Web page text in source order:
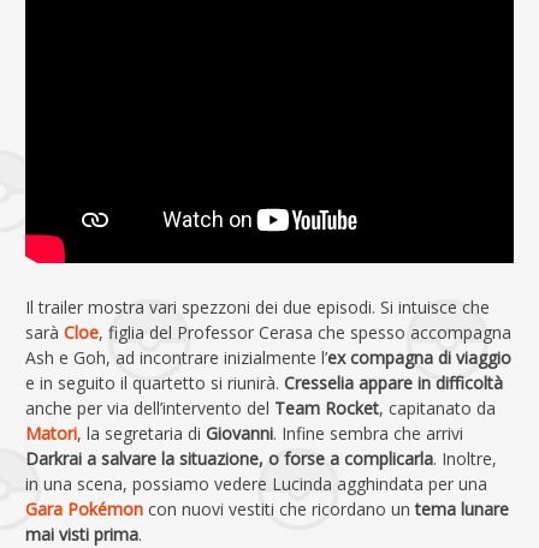
Il trailer mostra vari spezzoni dei due episodi. Si intuisce che
sarà Cloe, figlia del Professor Cerasa che spesso accompagna
Ash e Goh, ad incontrare inizialmente l’ex compagna di viaggio
e in seguito il quartetto si riunirà. Cresselia appare in difficoltà
anche per via dell’intervento del Team Rocket, capitanato da
Matori, la segretaria di Giovanni. Infine sembra che arrivi
Darkrai a salvare la situazione, o forse a complicarla. Inoltre,
in una scena, possiamo vedere Lucinda agghindata per una
Gara Pokémon con nuovi vestiti che ricordano untema lunare
mai visti prima.